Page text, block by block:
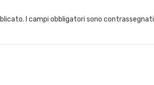
I campi obbligatori sono contrassegnati